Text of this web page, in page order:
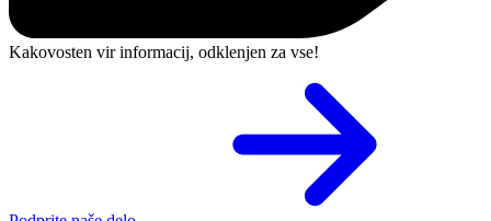
Kakovosten vir informacij, odklenjen za vse!